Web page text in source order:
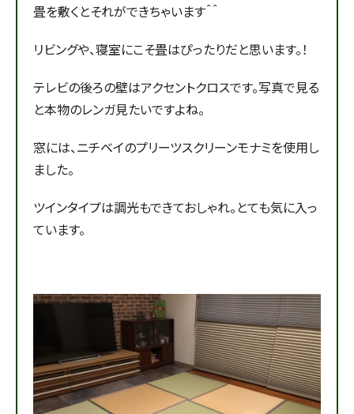
畳を敷くとそれができちゃいます＾＾
リビングや、寝室にこそ畳はぴったりだと思います。！
テレビの後ろの壁はアクセントクロスです。写真で見る
と本物のレンガ見たいですよね。
窓には、ニチベイのプリーツスクリーンモナミを使用し
ました。
ツインタイプは調光もできておしゃれ。とても気に入っ
ています。